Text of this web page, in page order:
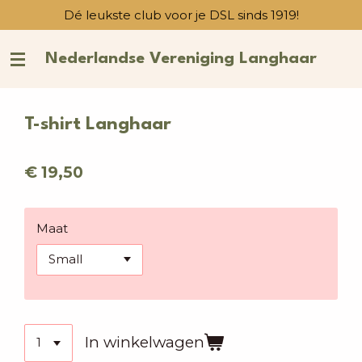
direct
naar
de
Dé leukste club voor je DSL sinds 1919!
Nederlandse Vereniging Langhaar
T-shirt Langhaar
€ 19,50
Maat
In winkelwagen